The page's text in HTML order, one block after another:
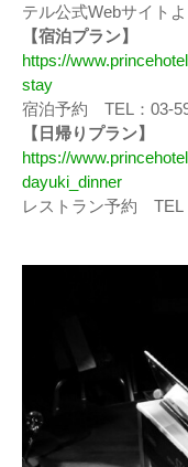
テル公式Webサイト
【宿泊プラン】
https://
stay
宿泊予約 TEL：
【日帰りプラン】
https://
dayuki_dinner
レストラン予約 TEL